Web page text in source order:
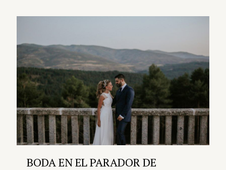
BODA EN EL PARADOR DE